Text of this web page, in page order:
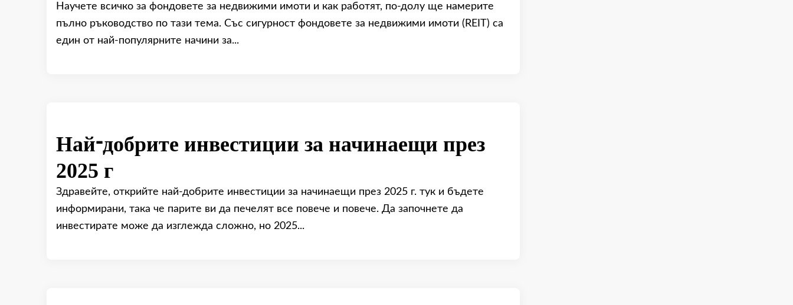
Научете всичко за фондовете за недвижими имоти и как работят, по-долу ще намерите
пълно ръководство по тази тема. Със сигурност фондовете за недвижими имоти (REIT) са
един от най-популярните начини за...
Най-добрите инвестиции за начинаещи през
2025 г
Здравейте, открийте най-добрите инвестиции за начинаещи през 2025 г. тук и бъдете
информирани, така че парите ви да печелят все повече и повече. Да започнете да
инвестирате може да изглежда сложно, но 2025...